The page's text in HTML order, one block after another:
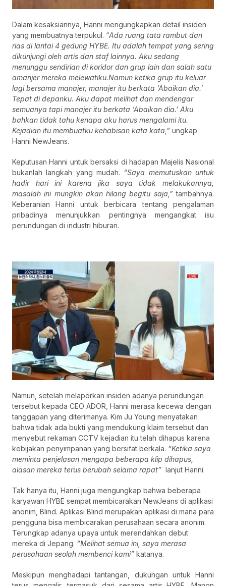
Dalam kesaksiannya, Hanni mengungkapkan detail insiden
yang membuatnya terpukul. “Ada ruang tata rambut dan
rias di lantai 4 gedung HYBE. Itu adalah tempat yang sering
dikunjungi oleh artis dan staf lainnya. Aku sedang
menunggu sendirian di koridor dan grup lain dan salah satu
amanjer mereka melewatiku.Namun ketika grup itu keluar
lagi bersama manajer, manajer itu berkata ‘Abaikan dia.’
Tepat di depanku. Aku dapat melihat dan mendengar
semuanya tapi manajer itu berkata ‘Abaikan dia.’ Aku
bahkan tidak tahu kenapa aku harus mengalami itu.
Kejadian itu membuatku kehabisan kata kata,” ungkap
Hanni NewJeans.
Keputusan Hanni untuk bersaksi di hadapan Majelis Nasional
bukanlah langkah yang mudah. “Saya memutuskan untuk
hadir hari ini karena jika saya tidak melakukannya,
masalah ini mungkin akan hilang begitu saja,”tambahnya.
Keberanian Hanni untuk berbicara tentang pengalaman
pribadinya menunjukkan pentingnya mengangkat isu
perundungan di industri hiburan.
Namun, setelah melaporkan insiden adanya perundungan
tersebut kepada CEO ADOR, Hanni merasa kecewa dengan
tanggapan yang diterimanya. Kim Ju Young menyatakan
bahwa tidak ada bukti yang mendukung klaim tersebut dan
menyebut rekaman CCTV kejadian itu telah dihapus karena
kebijakan penyimpanan yang bersifat berkala. “Ketika saya
meminta penjelasan mengapa beberapa klip dihapus,
alasan mereka terus berubah selama rapat” lanjut Hanni.
Tak hanya itu, Hanni juga mengungkap bahwa beberapa
karyawan HYBE sempat membicarakan NewJeans di aplikasi
anonim, Blind. Aplikasi Blind merupakan aplikasi di mana para
pengguna bisa membicarakan perusahaan secara anonim.
Terungkap adanya upaya untuk merendahkan debut
mereka di Jepang. “Melihat semua ini, saya merasa
perusahaan seolah membenci kami” katanya.
Meskipun menghadapi tantangan, dukungan untuk Hanni